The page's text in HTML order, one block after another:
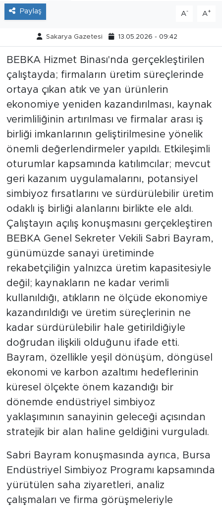
Paylaş A- A+
Sakarya Gazetesi 13.05.2026 - 09:42
BEBKA Hizmet Binası'nda gerçekleştirilen
çalıştayda; firmaların üretim süreçlerinde
ortaya çıkan atık ve yan ürünlerin
ekonomiye yeniden kazandırılması, kaynak
verimliliğinin artırılması ve firmalar arası iş
birliği imkanlarının geliştirilmesine yönelik
önemli değerlendirmeler yapıldı. Etkileşimli
oturumlar kapsamında katılımcılar; mevcut
geri kazanım uygulamalarını, potansiyel
simbiyoz fırsatlarını ve sürdürülebilir üretim
odaklı iş birliği alanlarını birlikte ele aldı.
Çalıştayın açılış konuşmasını gerçekleştiren
BEBKA Genel Sekreter Vekili Sabri Bayram,
günümüzde sanayi üretiminde
rekabetçiliğin yalnızca üretim kapasitesiyle
değil; kaynakların ne kadar verimli
kullanıldığı, atıkların ne ölçüde ekonomiye
kazandırıldığı ve üretim süreçlerinin ne
kadar sürdürülebilir hale getirildiğiyle
doğrudan ilişkili olduğunu ifade etti.
Bayram, özellikle yeşil dönüşüm, döngüsel
ekonomi ve karbon azaltımı hedeflerinin
küresel ölçekte önem kazandığı bir
dönemde endüstriyel simbiyoz
yaklaşımının sanayinin geleceği açısından
stratejik bir alan haline geldiğini vurguladı.
Sabri Bayram konuşmasında ayrıca, Bursa
Endüstriyel Simbiyoz Programı kapsamında
yürütülen saha ziyaretleri, analiz
çalışmaları ve firma görüşmeleriyle